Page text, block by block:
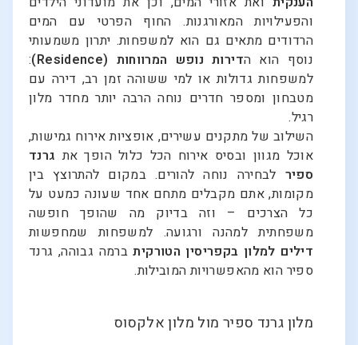
והפעילויות המאורגנות. החוף הפרטי עם המים
הרדודים מתאים גם הוא למשפחות. יתרון משמעותי
נוסף הוא הדירות נופש המרווחות (Residence)
:
למשפחות גדולות או למי ששוהה זמן רב, דירה עם
מטבחון ומספר חדרים נוחה הרבה יותר מחדר מלון
רגיל.
השילוב של מתקנים עשירים, אופציות אירוח גמישות,
אוכל מגוון ובסיס אירוח הכל כלול הופך את גרנד
ספיר לבחירה נוחה להורים. במקום להתרוצץ בין
מקומות, אתם מקבלים מתחם אחד שעונה כמעט על
כל הצרכים – וזה בדיוק מה שהופך חופשה
משפחתית למהנה ורגועה. למשפחות שמחפשות
דילים למלון בקפריסין הטורקיתברמה גבוהה, גרנד
ספיר הוא מהאפשרויות המובילות.
מלון גרנד ספיר מול מלון אלקסוס